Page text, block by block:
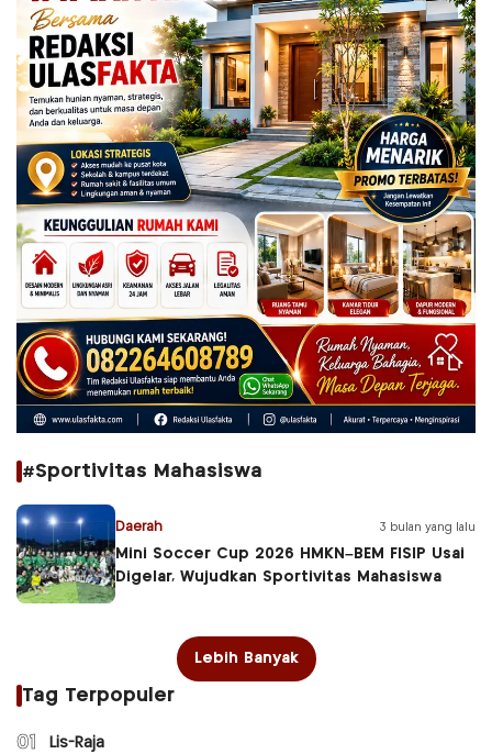
#Sportivitas Mahasiswa
Daerah 3 bulan yang lalu
Mini Soccer Cup 2026 HMKN–BEM FISIP Usai
Digelar, Wujudkan Sportivitas Mahasiswa
Lebih Banyak
Tag Terpopuler
01 Lis-Raja